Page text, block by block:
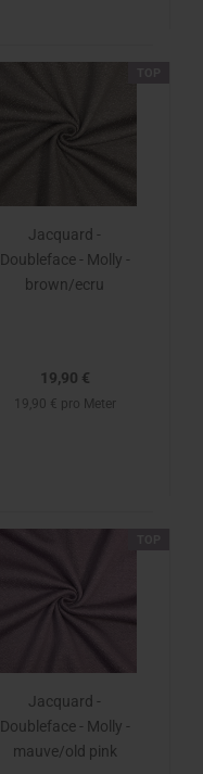
Jacquard -
Doubleface - Molly -
brown/ecru
19,90 €
19,90 € pro Meter
Jacquard -
Doubleface - Molly -
mauve/old pink